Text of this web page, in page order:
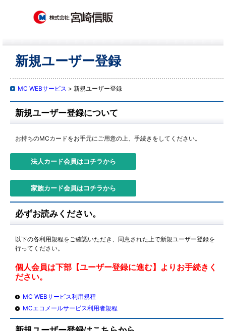
新規ユーザー登録
MC WEBサービス > 新規ユーザー登録
新規ユーザー登録について
お持ちのMCカードをお手元にご用意の上、手続きをしてください。
必ずお読みください。
以下の各利用規程をご確認いただき、同意された上で新規ユーザー登録を
行ってください。
個人会員は下部【ユーザー登録に進む】よりお手続きく
ださい。
MC WEBサービス利用規程
MCエコメールサービス利用者規程